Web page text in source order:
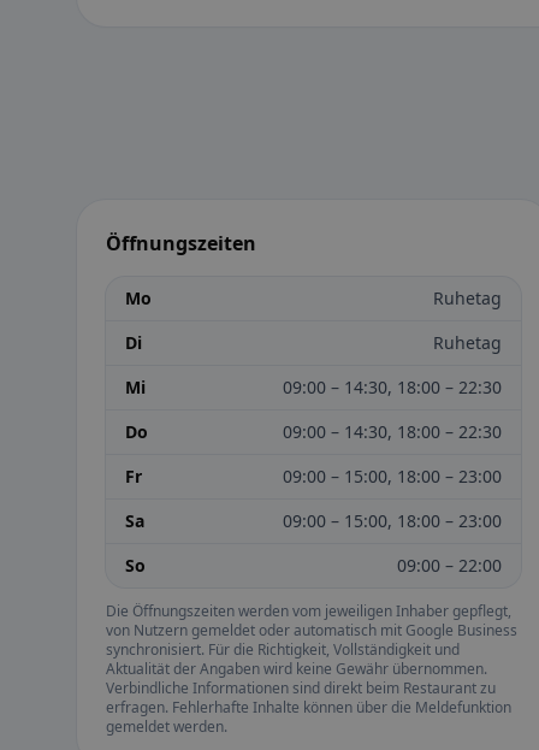
Öffnungszeiten
Mo
Ruhetag
Di
Ruhetag
Mi
09:00 – 14:30, 18:00 – 22:30
Do
09:00 – 14:30, 18:00 – 22:30
Fr
09:00 – 15:00, 18:00 – 23:00
Sa
09:00 – 15:00, 18:00 – 23:00
So
09:00 – 22:00
Die Öffnungszeiten werden vom jeweiligen Inhaber gepflegt,
von Nutzern gemeldet oder automatisch mit Google Business
synchronisiert. Für die Richtigkeit, Vollständigkeit und
Aktualität der Angaben wird keine Gewähr übernommen.
Verbindliche Informationen sind direkt beim Restaurant zu
erfragen. Fehlerhafte Inhalte können über die Meldefunktion
gemeldet werden.